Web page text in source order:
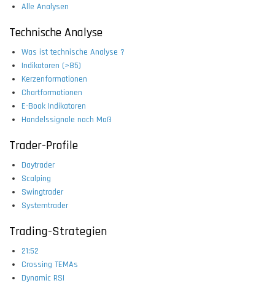
Alle Analysen
Technische Analyse
Was ist technische Analyse ?
Indikatoren (>85)
Kerzenformationen
Chartformationen
E-Book Indikatoren
Handelssignale nach Maß
Trader-Profile
Daytrader
Scalping
Swingtrader
Systemtrader
Trading-Strategien
21:52
Crossing TEMAs
Dynamic RSI